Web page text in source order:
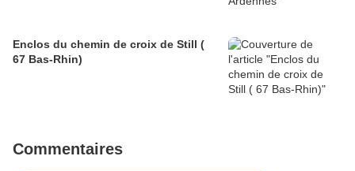
Enclos du chemin de croix de Still (
67 Bas-Rhin)
Commentaires